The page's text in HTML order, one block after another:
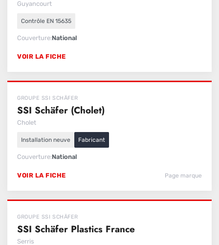
Guyancourt
Contrôle EN 15635
Couverture National
VOIR LA FICHE
GROUPE SSI SCHÄFER
SSI Schäfer (Cholet)
Cholet
Installation neuve Fabricant
Couverture National
VOIR LA FICHE Page marque
GROUPE SSI SCHÄFER
SSI Schäfer Plastics France
Serris